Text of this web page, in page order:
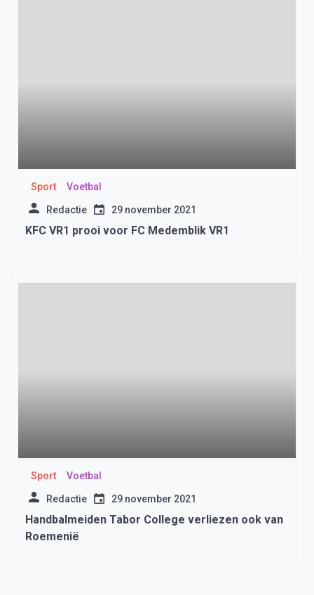
Sport Voetbal
Redactie 29 november 2021
KFC VR1 prooi voor FC Medemblik VR1
Sport Voetbal
Redactie 29 november 2021
Handbalmeiden Tabor College verliezen ook van
Roemenië